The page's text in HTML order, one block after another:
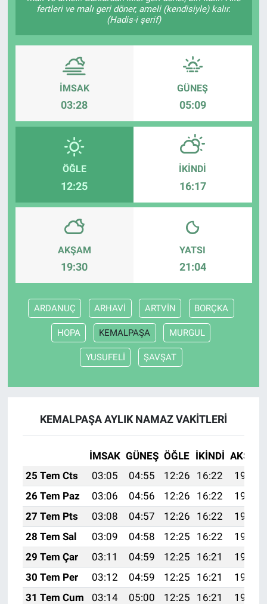
fertleri ve malı geri döner, ameli (kendisiyle) kalır.
(Hadis-i şerif)
İMSAK
03:28
GÜNEŞ
05:09
ÖĞLE
12:25
İKINDI
16:17
AKŞAM
19:30
YATSI
21:04
ARDANUÇ ARHAVİ ARTVİN BORÇKA
HOPA KEMALPAŞA MURGUL
YUSUFELİ ŞAVŞAT
KEMALPAŞA AYLIK NAMAZ VAKITLERI
İMSAK GÜNEŞ ÖĞLE İKINDI AKŞAM
25 Tem Cts
03:05 04:55 12:26 16:22
19:46
26 Tem Paz
03:06 04:56 12:26 16:22
19:45
27 Tem Pts
03:08 04:57 12:26 16:22
19:44
28 Tem Sal
03:09 04:58 12:25 16:22
19:43
29 Tem Çar
03:11 04:59 12:25 16:21
19:42
30 Tem Per
03:12 04:59 12:25 16:21
19:41
31 Tem Cum
03:14 05:00 12:25 16:21
19:40